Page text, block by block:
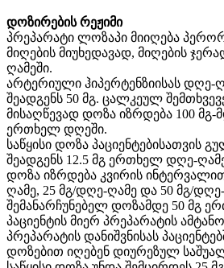
დოზირების რეჟიმი
პრეპარატი ლოზაპი მიიღება
მიღების მიუხედავად, მიღების
ღამეში.
არტერიული ჰიპერტენზიისას დღე-
შეადგენს 50 მგ. ცალკეულ
მისაღწევად დოზა იზრდება 100
ერთხელ დღეში.
საწყისი დოზა პაციენტებისათვის
შეადგენს 12.5 მგ ერთხელ დღე-
დოზა იზრდება კვირის
ღამე, 25 მგ/დღე-ღამე და 50 მგ/
შემანარჩუნებელ დოზამდე 50 მგ
პაციენტის მიერ პრეპარატის
პრეპარატის დანიშვნისას
დოზებით იღებენ დიურეზულ